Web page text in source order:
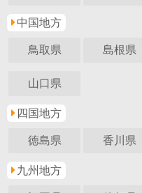
中国地方
鳥取県 島根県
山口県
四国地方
徳島県 香川県
九州地方